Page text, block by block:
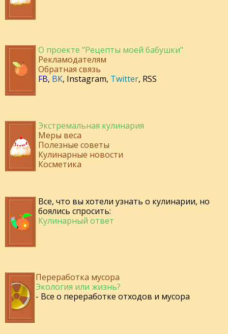
О проекте "Рецепты моей бабушки"
Рекламодателям
Обратная связь
FB, ВК, Instagram, Twitter, RSS
Экстремальная кулинария
Меры веса
Полезные советы
Кулинарные новости
Косметика
Все, что вы хотели узнать о кулинарии, но
боялись спросить:
Кулинарный ответ
Переработка мусора
Экология или жизнь?
- Все о переработке отходов и мусора